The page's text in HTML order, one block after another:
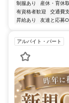
制服あり 産休・育休
有資格者歓迎
交通費
昇給あり
友達と応募
アルバイト・パート